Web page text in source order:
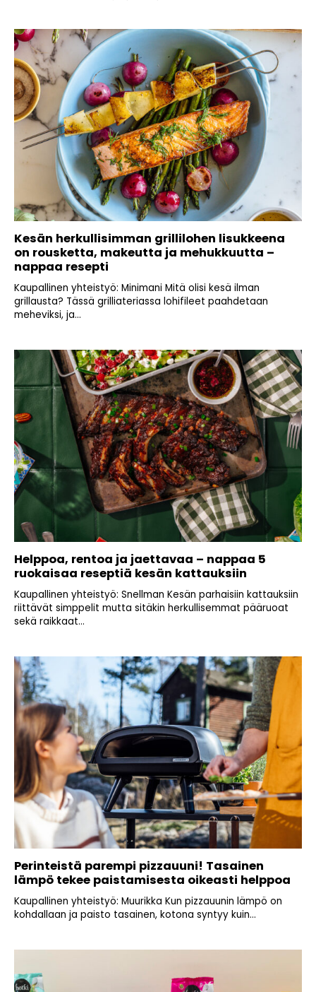
Kesän herkullisimman grillilohen lisukkeena
on rousketta, makeutta ja mehukkuutta –
nappaa resepti
Kaupallinen yhteistyö: Minimani Mitä olisi kesä ilman
grillausta? Tässä grilliateriassa lohifileet paahdetaan
meheviksi, ja...
Helppoa, rentoa ja jaettavaa – nappaa 5
ruokaisaa reseptiä kesän kattauksiin
Kaupallinen yhteistyö: Snellman Kesän parhaisiin kattauksiin
riittävät simppelit mutta sitäkin herkullisemmat pääruoat
sekä raikkaat...
Perinteistä parempi pizzauuni! Tasainen
lämpö tekee paistamisesta oikeasti helppoa
Kaupallinen yhteistyö: Muurikka Kun pizzauunin lämpö on
kohdallaan ja paisto tasainen, kotona syntyy kuin...